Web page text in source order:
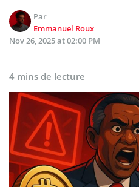
Par
Emmanuel Roux
Nov 26, 2025 at 02:00 PM
4 mins de lecture